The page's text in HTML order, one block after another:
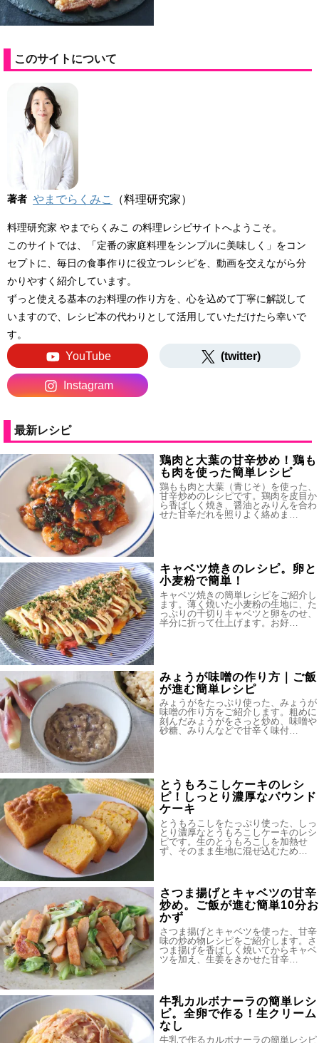
このサイトについて
著者 やまでらくみこ （料理研究家）
料理研究家 やまでらくみこ の料理レシピサイトへようこそ。
このサイトでは、「定番の家庭料理をシンプルに美味しく」をコン
セプトに、毎日の食事作りに役立つレシピを、動画を交えながら分
かりやすく紹介しています。
ずっと使える基本のお料理の作り方を、心を込めて丁寧に解説して
いますので、レシピ本の代わりとして活用していただけたら幸いで
す。
YouTube (twitter)
Instagram
最新レシピ
鶏肉と大葉の甘辛炒め！鶏も
も肉を使った簡単レシピ
鶏もも肉と大葉（青じそ）を使った、
甘辛炒めのレシピです。鶏肉を皮目か
ら香ばしく焼き、醤油とみりんを合わ
せた甘辛だれを照りよく絡めま…
キャベツ焼きのレシピ。卵と
小麦粉で簡単！
キャベツ焼きの簡単レシピをご紹介し
ます。薄く焼いた小麦粉の生地に、た
っぷりの千切りキャベツと卵をのせ、
半分に折って仕上げます。お好…
みょうが味噌の作り方｜ご飯
が進む簡単レシピ
みょうがをたっぷり使った、みょうが
味噌の作り方をご紹介します。粗めに
刻んだみょうがをさっと炒め、味噌や
砂糖、みりんなどで甘辛く味付…
とうもろこしケーキのレシ
ピ！しっとり濃厚なパウンド
ケーキ
とうもろこしをたっぷり使った、しっ
とり濃厚なとうもろこしケーキのレシ
ピです。生のとうもろこしを加熱せ
ず、そのまま生地に混ぜ込むため…
さつま揚げとキャベツの甘辛
炒め。ご飯が進む簡単10分お
かず
さつま揚げとキャベツを使った、甘辛
味の炒め物レシピをご紹介します。さ
つま揚げを香ばしく焼いてからキャベ
ツを加え、生姜をきかせた甘辛…
牛乳カルボナーラの簡単レシ
ピ。全卵で作る！生クリーム
なし
牛乳で作るカルボナーラの簡単レシピ